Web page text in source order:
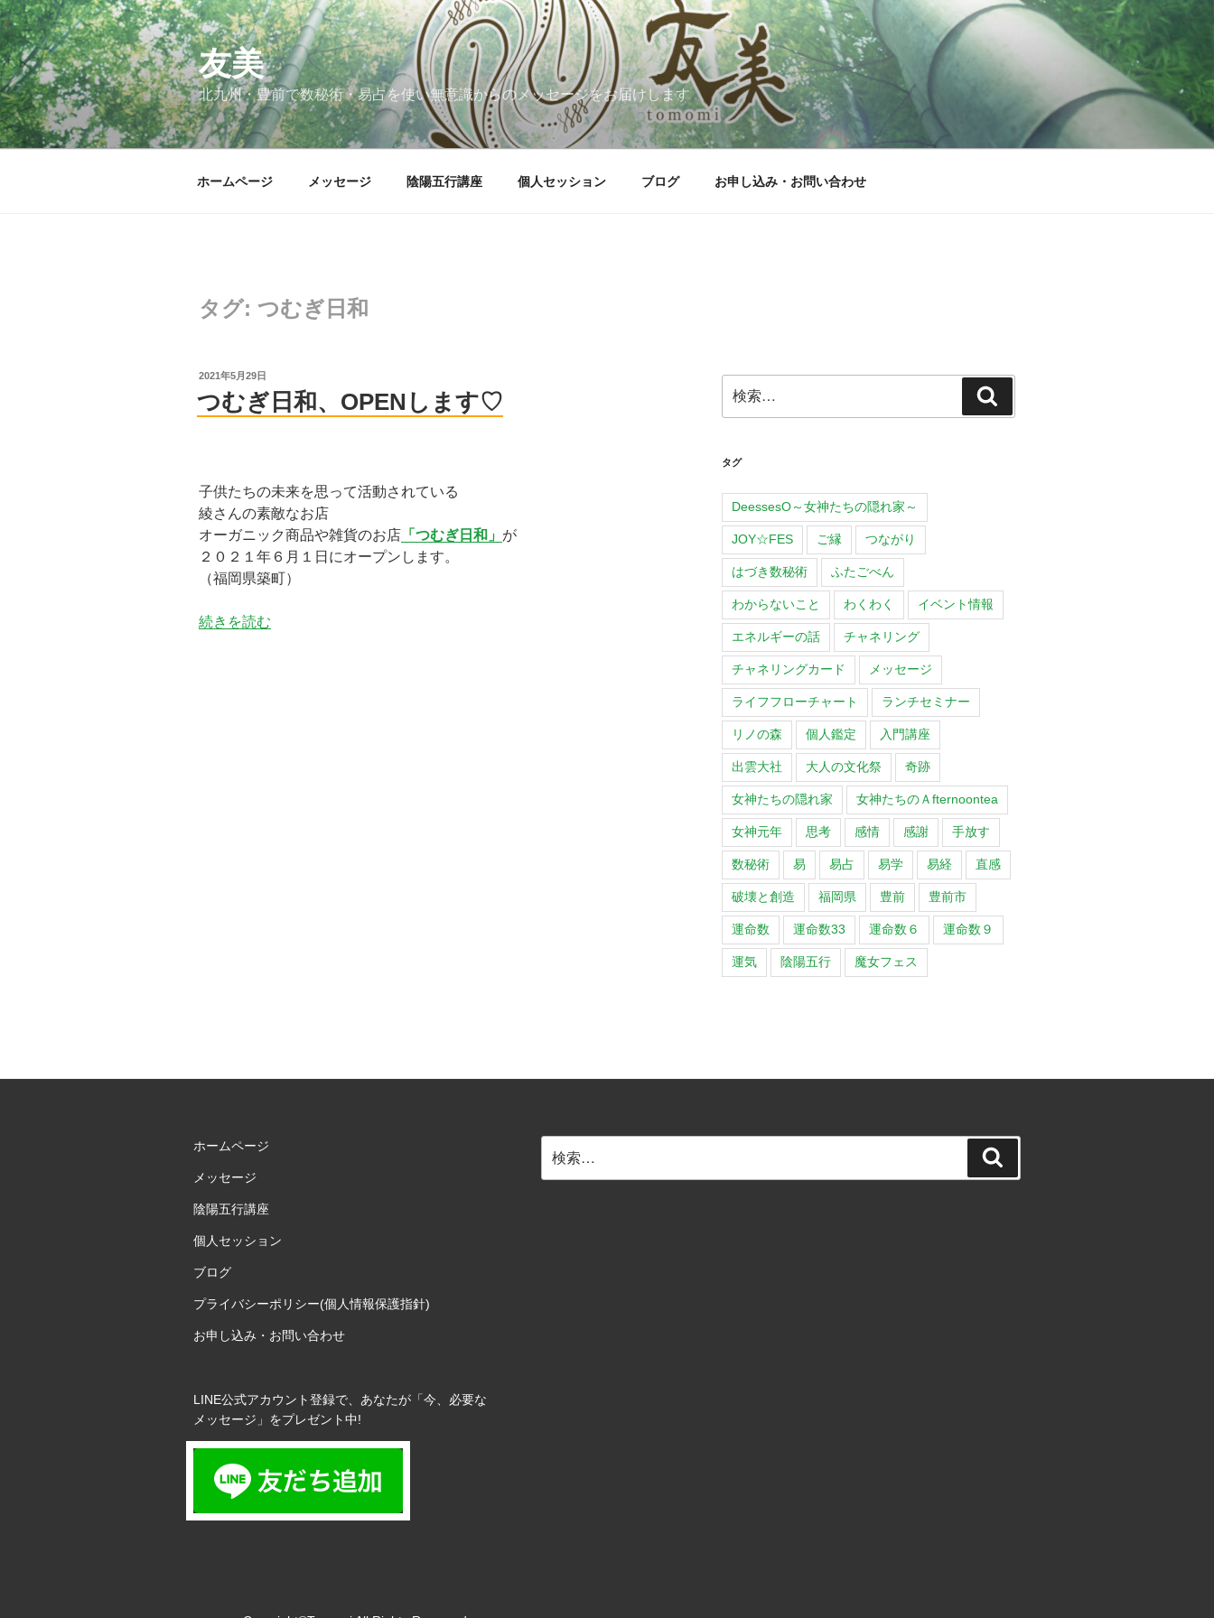
コ
ン
テ
ン
ツ
へ
ス
友美
北九州・豊前で数秘術・易占を使い無意識からのメッセージをお届けします
ホームページ メッセージ 陰陽五行講座 個人セッション ブログ お申し込み・お問い合わせ
タグ: つむぎ日和
投
日:
2021年5月29日
つむぎ日和、OPENします♡
子供たちの未来を思って活動されている
綾さんの素敵なお店
オーガニック商品や雑貨のお店 「つむぎ日和」 が
２０２１年６月１日にオープンします。
（福岡県築町）
“つ
続きを読む
索:
索
タグ
DeessesO～女神たちの隠れ家～
JOY☆FES ご縁 つながり
はづき数秘術 ふたごべん
わからないこと わくわく イベント情報
エネルギーの話 チャネリング
チャネリングカード メッセージ
ライフフローチャート ランチセミナー
リノの森 個人鑑定 入門講座
出雲大社 大人の文化祭 奇跡
女神たちの隠れ家 女神たちのＡfternoontea
女神元年 思考 感情 感謝 手放す
数秘術 易 易占 易学 易経 直感
破壊と創造 福岡県 豊前 豊前市
運命数 運命数33 運命数６ 運命数９
運気 陰陽五行 魔女フェス
ホームページ
メッセージ
陰陽五行講座
個人セッション
ブログ
プライバシーポリシー(個人情報保護指針)
お申し込み・お問い合わせ
LINE公式アカウント登録で、あなたが「今、必要な
メッセージ」をプレゼント中!
索:
索